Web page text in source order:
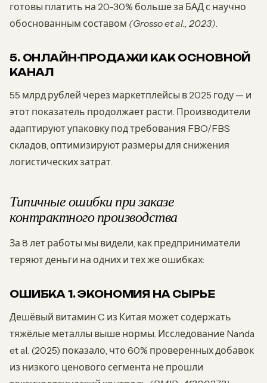
готовы платить на 20-30% больше за БАД с научно
обоснованным составом (Grosso et al., 2023).
5. ОНЛАЙН-ПРОДАЖИ КАК ОСНОВНОЙ
КАНАЛ
55 млрд рублей через маркетплейсы в 2025 году — и
этот показатель продолжает расти. Производители
адаптируют упаковку под требования FBO/FBS
складов, оптимизируют размеры для снижения
логистических затрат.
Типичные ошибки при заказе
контрактного производства
За 8 лет работы мы видели, как предприниматели
теряют деньги на одних и тех же ошибках:
ОШИБКА 1. ЭКОНОМИЯ НА СЫРЬЕ
Дешёвый витамин C из Китая может содержать
тяжёлые металлы выше нормы. Исследование Nanda
et al. (2025) показало, что 60% проверенных добавок
из низкого ценового сегмента не прошли